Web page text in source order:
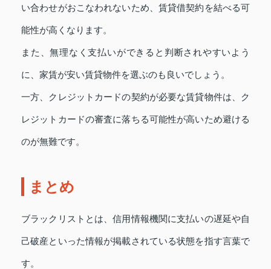
い合わせがおこなわれないため、賃貸借契約を結べる可
能性が高くなります。
また、無理なく支払いができると判断されやすいよう
に、家賃が安い賃貸物件を選ぶのも良いでしょう。
一方、クレジットカードの契約が必要な賃貸物件は、ク
レジットカードの審査に落ちる可能性が高いため避ける
のが無難です。
まとめ
ブラックリストとは、信用情報機関に支払いの遅延や自
己破産といった情報が掲載されている状態を指す言葉で
す。